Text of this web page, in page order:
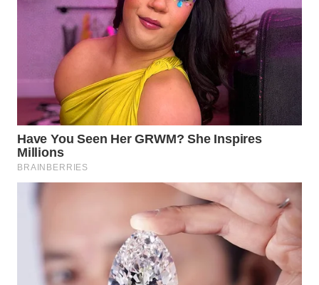
OTOMOTIF
WAHANA
HEALTH
WAHANA
DESA
WISATA
WAHANA
KONSUMEN